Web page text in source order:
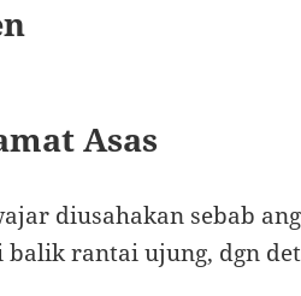
Asas
diusahakan sebab
balik rantai ujung, dgn